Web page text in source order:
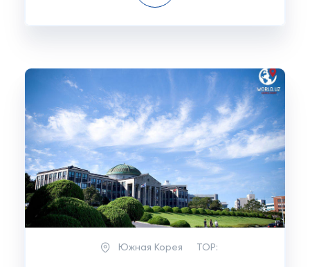
Южная Корея TOP: